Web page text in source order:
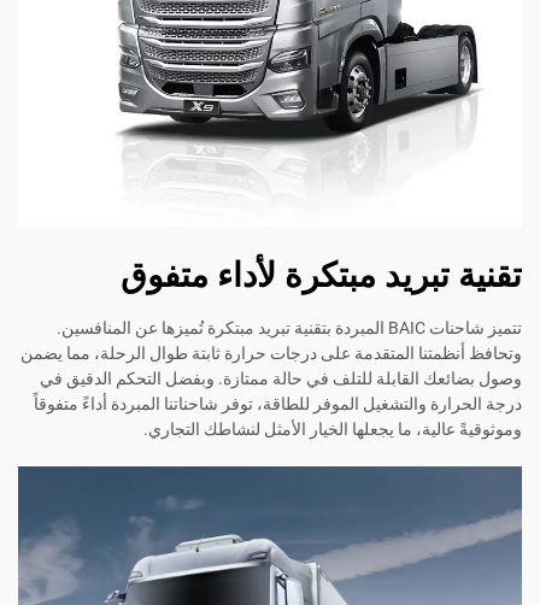
تقنية تبريد مبتكرة لأداء متفوق
تتميز شاحنات BAIC المبردة بتقنية تبريد مبتكرة تُميزها عن المنافسين.
وتحافظ أنظمتنا المتقدمة على درجات حرارة ثابتة طوال الرحلة، مما يضمن
وصول بضائعك القابلة للتلف في حالة ممتازة. وبفضل التحكم الدقيق في
درجة الحرارة والتشغيل الموفر للطاقة، توفر شاحناتنا المبردة أداءً متفوقاً
وموثوقيةً عالية، ما يجعلها الخيار الأمثل لنشاطك التجاري.